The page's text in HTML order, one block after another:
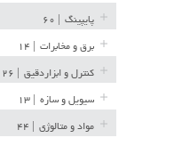
پایپینگ
برق و مخابرات
کنترل و ابزاردقیق
سیویل و سازه
مواد و متالوژی